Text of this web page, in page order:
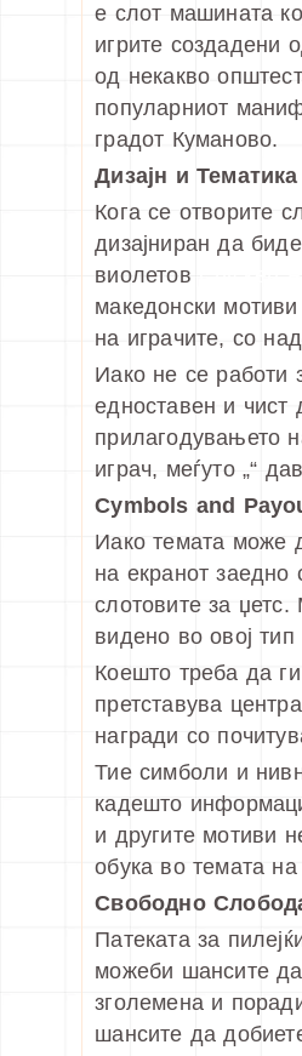
е слот машината
игрите создадени
од некакво
популарниот
градот Куманово.
Дизајн и Тематика
Кога се отворите
дизајниран да
виолетов
македонски
на играчите, со
Иако не се работи
едноставен и чист
прилагодувањето
играч, меѓуто „“
Сymbols and
Иако темата може
на екранот заедно
слотовите за
видено во овој тип
Коешто треба да
претставува
награди со
Тие симболи и
кадешто
и другите мотиви
обука во темата на
Свободно
Патеката за
можеби шансите да
зголемена и
шансите да